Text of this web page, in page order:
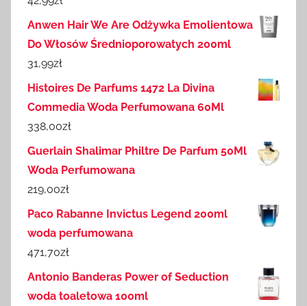
Anwen Hair We Are Odżywka Emolientowa
Do Włosów Średnioporowatych 200ml
31,99zł
Histoires De Parfums 1472 La Divina
Commedia Woda Perfumowana 60Ml
338,00zł
Guerlain Shalimar Philtre De Parfum 50Ml
Woda Perfumowana
219,00zł
Paco Rabanne Invictus Legend 200ml
woda perfumowana
471,70zł
Antonio Banderas Power of Seduction
woda toaletowa 100ml